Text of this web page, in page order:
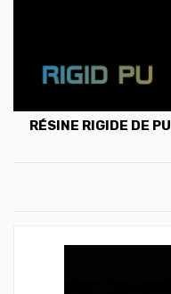
RÉSINE RIGIDE DE PU